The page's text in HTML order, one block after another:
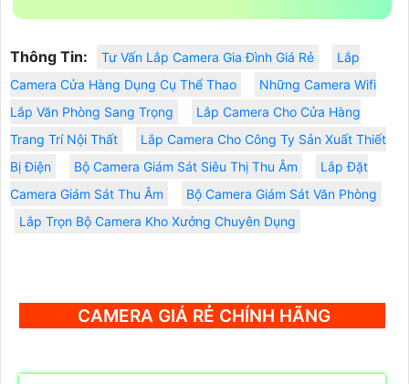
Thông Tin: Tư Vấn Lắp Camera Gia Đình Giá Rẻ
Lắp
Camera Cửa Hàng Dụng Cụ Thể Thao
Những Camera Wifi
Lắp Văn Phòng Sang Trọng
Lắp Camera Cho Cửa Hàng
Trang Trí Nội Thất
Lắp Camera Cho Công Ty Sản Xuất Thiết
Bị Điện
Bộ Camera Giám Sát Siêu Thị Thu Âm
Lắp Đặt
Camera Giám Sát Thu Âm
Bộ Camera Giám Sát Văn Phòng
Lắp Trọn Bộ Camera Kho Xưởng Chuyên Dụng
CAMERA GIÁ RẺ CHÍNH HÃNG